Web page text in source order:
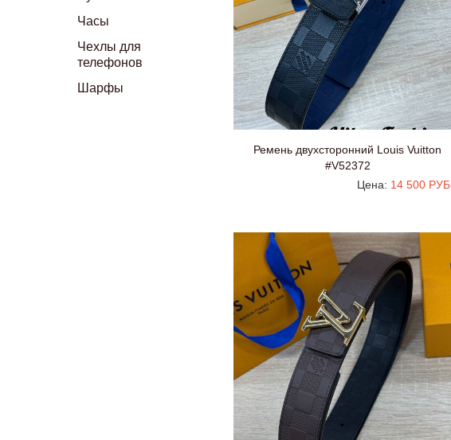
Часы
Чехлы для
телефонов
Шарфы
Ремень двухсторонний Louis Vuitton
#V52372
Цена: 14 500 РУБ.